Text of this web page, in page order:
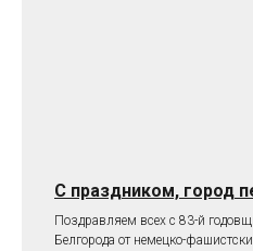
С праздником, город
Поздравляем всех с 83-й
Белгорода от немецко-